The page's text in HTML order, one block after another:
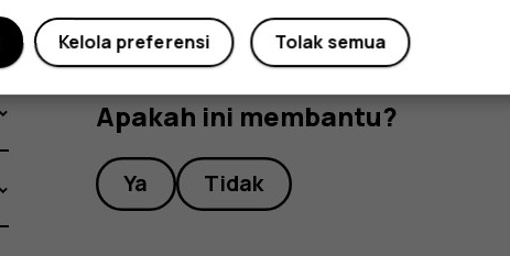
Apakah ini membantu?
Ya Tidak
Tolak semua
Kelola preferensi